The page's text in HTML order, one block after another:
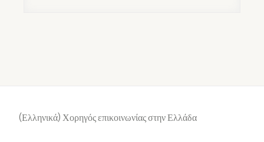
(Ελληνικά) Χορηγός επικοινωνίας στην Ελλάδα